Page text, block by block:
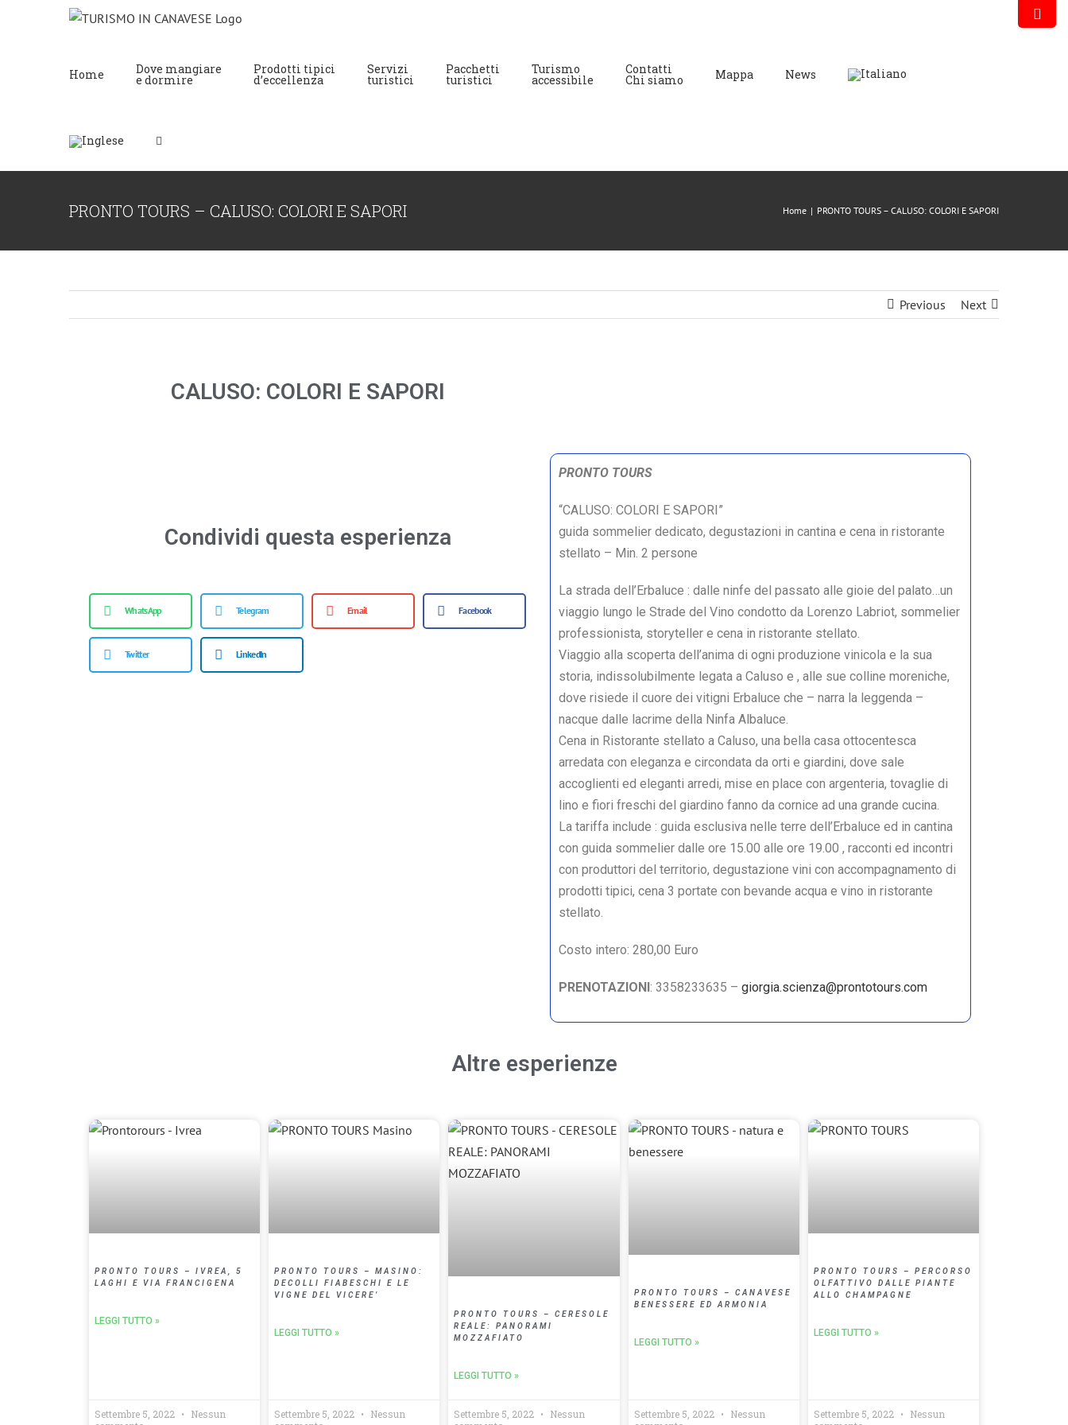
Home Dove mangiare
e dormire
Prodotti tipici
d’eccellenza
Servizi
turistici
Pacchetti
turistici
Turismo
accessibile
Contatti
Chi siamo Mappa News
PRONTO TOURS – CALUSO: COLORI E SAPORI Home | PRONTO TOURS – CALUSO: COLORI E SAPORI
Previous Next
CALUSO: COLORI E SAPORI
Condividi questa esperienza
WhatsApp Telegram Email Facebook
Twitter LinkedIn
PRONTO TOURS
“CALUSO: COLORI E SAPORI”
guida sommelier dedicato, degustazioni in cantina e cena in ristorante
stellato – Min. 2 persone
La strada dell’Erbaluce : dalle ninfe del passato alle gioie del palato…un
viaggio lungo le Strade del Vino condotto da Lorenzo Labriot, sommelier
professionista, storyteller e cena in ristorante stellato.
Viaggio alla scoperta dell’anima di ogni produzione vinicola e la sua
storia, indissolubilmente legata a Caluso e , alle sue colline moreniche,
dove risiede il cuore dei vitigni Erbaluce che – narra la leggenda –
nacque dalle lacrime della Ninfa Albaluce.
Cena in Ristorante stellato a Caluso, una bella casa ottocentesca
arredata con eleganza e circondata da orti e giardini, dove sale
accoglienti ed eleganti arredi, mise en place con argenteria, tovaglie di
lino e fiori freschi del giardino fanno da cornice ad una grande cucina.
La tariffa include : guida esclusiva nelle terre dell’Erbaluce ed in cantina
con guida sommelier dalle ore 15.00 alle ore 19.00 , racconti ed incontri
con produttori del territorio, degustazione vini con accompagnamento di
prodotti tipici, cena 3 portate con bevande acqua e vino in ristorante
stellato.
Costo intero: 280,00 Euro
PRENOTAZIONI: 3358233635 – giorgia.scienza@prontotours.com
Altre esperienze
PRONTO TOURS – IVREA, 5
LAGHI E VIA FRANCIGENA
LEGGI TUTTO »
Settembre 5, 2022
Nessun
PRONTO TOURS – MASINO:
DECOLLI FIABESCHI E LE
VIGNE DEL VICERE’
LEGGI TUTTO »
Settembre 5, 2022
Nessun
PRONTO TOURS – CERESOLE
REALE: PANORAMI
MOZZAFIATO
LEGGI TUTTO »
Settembre 5, 2022
Nessun
PRONTO TOURS – CANAVESE
BENESSERE ED ARMONIA
LEGGI TUTTO »
Settembre 5, 2022
Nessun
PRONTO TOURS – PERCORSO
OLFATTIVO DALLE PIANTE
ALLO CHAMPAGNE
LEGGI TUTTO »
Settembre 5, 2022
Nessun